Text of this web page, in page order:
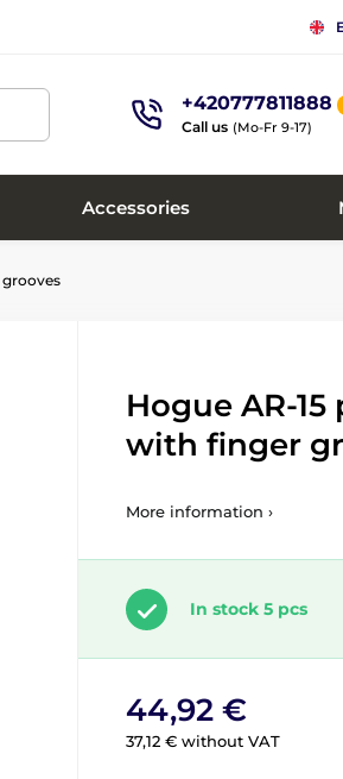
+420777811888
Call us (Mo-Fr 9-17)
Accessories
Hogue AR-
with finger
More information ›
In stock 5 pcs
44,92 €
37,12 € without VAT